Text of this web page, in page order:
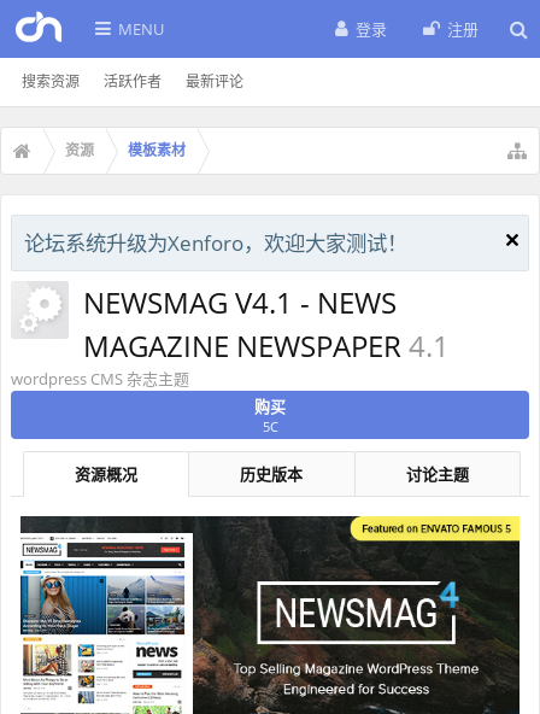
MENU
搜索资源 活跃作者 最新评论
登录 注册
资源 模板素材
论坛系统升级为Xenforo，欢迎大家测试！
购买
5C
NEWSMAG V4.1 - NEWS
MAGAZINE NEWSPAPER4.1
wordpress CMS 杂志主题
资源概况 历史版本 讨论主题